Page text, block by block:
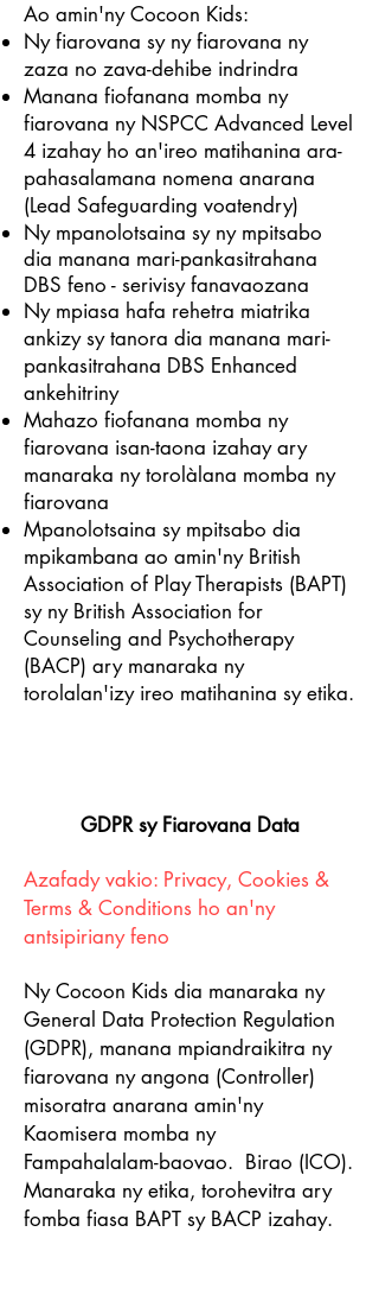
Ao amin'ny Cocoon Kids:
Ny fiarovana sy ny fiarovana ny
zaza no zava-dehibe indrindra
Manana fiofanana momba ny
fiarovana ny NSPCC Advanced Level
4 izahay ho an'ireo matihanina ara-
pahasalamana nomena anarana
(Lead Safeguarding voatendry)
Ny mpanolotsaina sy ny mpitsabo
dia manana mari-pankasitrahana
DBS feno - serivisy fanavaozana
Ny mpiasa hafa rehetra miatrika
ankizy sy tanora dia manana mari-
pankasitrahana DBS Enhanced
ankehitriny
Mahazo fiofanana momba ny
fiarovana isan-taona izahay ary
manaraka ny torolàlana momba ny
fiarovana
Mpanolotsaina sy mpitsabo dia
mpikambana ao amin'ny British
Association of Play Therapists (BAPT)
sy ny British Association for
Counseling and Psychotherapy
(BACP) ary manaraka ny
torolalan'izy ireo matihanina sy etika.
GDPR sy Fiarovana Data
Azafady vakio: Privacy, Cookies &
Terms & Conditions ho an'ny
antsipiriany feno
Ny Cocoon Kids dia manaraka ny
General Data Protection Regulation
(GDPR), manana mpiandraikitra ny
fiarovana ny angona (Controller)
misoratra anarana amin'ny
Kaomisera momba ny
Fampahalalam-baovao. Birao (ICO).
Manaraka ny etika, torohevitra ary
fomba fiasa BAPT sy BACP izahay.